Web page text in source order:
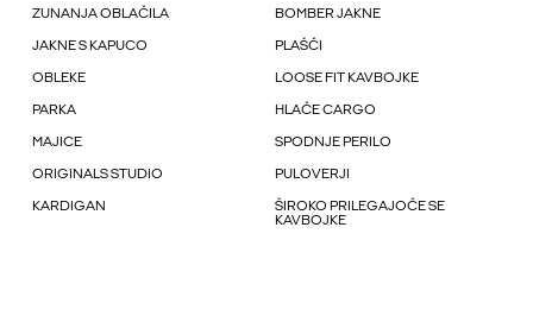
ZUNANJA OBLAČILA BOMBER JAKNE
JAKNE S KAPUCO PLAŠČI
OBLEKE LOOSE FIT KAVBOJKE
PARKA HLAČE CARGO
MAJICE SPODNJE PERILO
ORIGINALS STUDIO PULOVERJI
KARDIGAN
ŠIROKO PRILEGAJOČE SE
KAVBOJKE